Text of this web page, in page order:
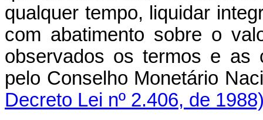
qualquer tempo, liquidar
com abatimento sobre o
observados os termos e as
pelo Conselho
Decreto Lei nº 2.406, de